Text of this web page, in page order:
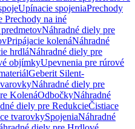
Upínacie spojeniaPrechody
Prechody na iné
Náhradné diely pre
Pripájacie kolenáNáhradné
hrdláNáhradné diely pre
objímkyUpevnenia pre rúrové
Geberit Silent-
Náhradné diely pre
KolenáOdbočkyNáhradné
diely pre RedukcieČistiace
tvarovkySpojeniaNáhradné